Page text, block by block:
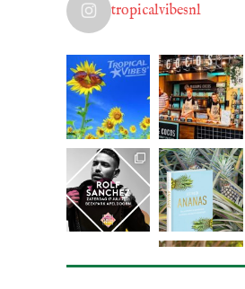
tropicalvibesnl